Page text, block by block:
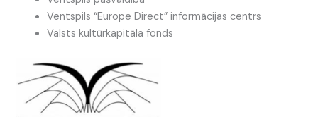
Ventspils “Europe Direct” informācijas centrs
Valsts kultūrkapitāla fonds